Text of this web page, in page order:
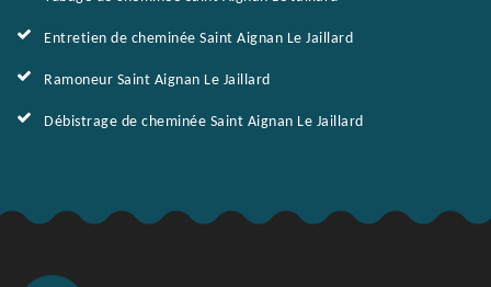
Entretien de cheminée Saint Aignan Le Jaillard
Ramoneur Saint Aignan Le Jaillard
Débistrage de cheminée Saint Aignan Le Jaillard